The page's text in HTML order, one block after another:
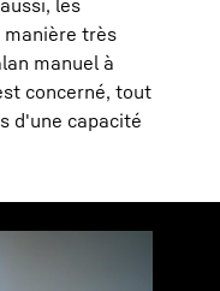
les
manière très
manuel à
concerné, tout
d'une capacité